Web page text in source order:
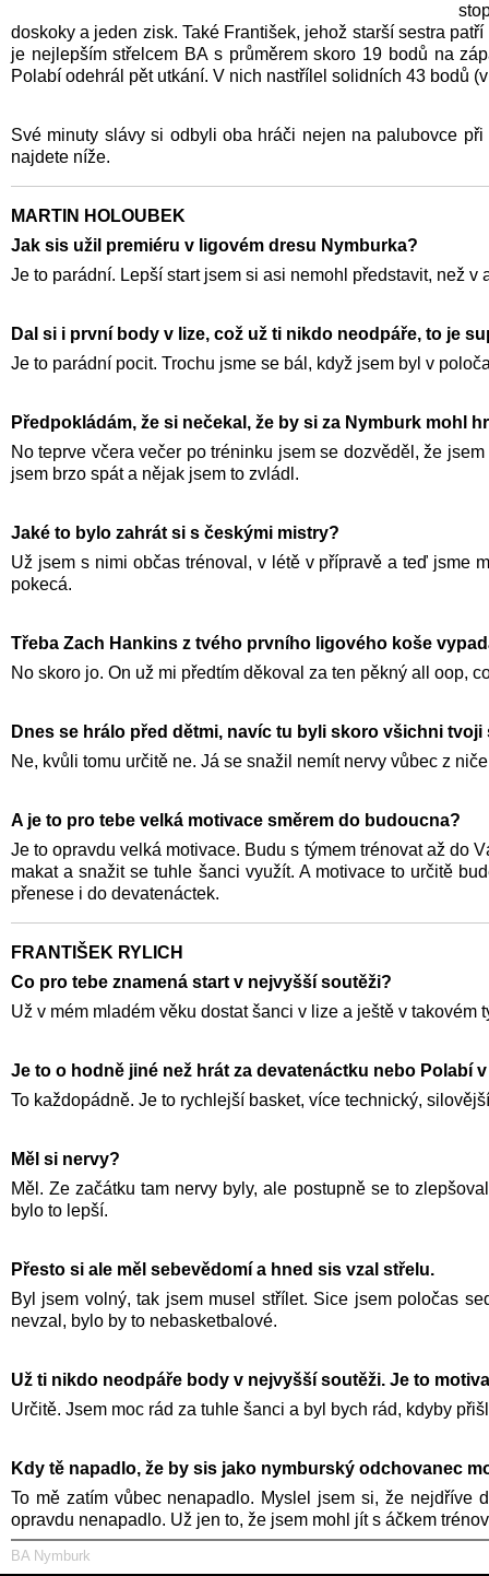
doskoky a jeden zisk. Také František, jehož starší sestra
je nejlepším střelcem BA s průměrem skoro 19 bodů na
Polabí odehrál pět utkání. V nich nastřílel solidních 43 bodů
Své minuty slávy si odbyli oba hráči nejen na palubovce
najdete níže.
MARTIN HOLOUBEK
Jak sis užil premiéru v ligovém dresu Nymburka?
Je to parádní. Lepší start jsem si asi nemohl představit, než v
Dal si i první body v lize, což už ti nikdo neodpáře, to je
Je to parádní pocit. Trochu jsme se bál, když jsem byl v
Předpokládám, že si nečekal, že by si za Nymburk mohl
No teprve včera večer po tréninku jsem se dozvěděl, že
jsem brzo spát a nějak jsem to zvládl.
Jaké to bylo zahrát si s českými mistry?
Už jsem s nimi občas trénoval, v létě v přípravě a teď jsme
pokecá.
Třeba Zach Hankins z tvého prvního ligového koše
No skoro jo. On už mi předtím děkoval za ten pěkný all oop,
Dnes se hrálo před dětmi, navíc tu byli skoro všichni
Ne, kvůli tomu určitě ne. Já se snažil nemít nervy vůbec z
A je to pro tebe velká motivace směrem do budoucna?
Je to opravdu velká motivace. Budu s týmem trénovat až do
makat a snažit se tuhle šanci využít. A motivace to určitě
přenese i do devatenáctek.
FRANTIŠEK RYLICH
Co pro tebe znamená start v nejvyšší soutěži?
Už v mém mladém věku dostat šanci v lize a ještě v
Je to o hodně jiné než hrát za devatenáctku nebo Polabí
To každopádně. Je to rychlejší basket, více technický,
Měl si nervy?
Měl. Ze začátku tam nervy byly, ale postupně se to
bylo to lepší.
Přesto si ale měl sebevědomí a hned sis vzal střelu.
Byl jsem volný, tak jsem musel střílet. Sice jsem poločas
nevzal, bylo by to nebasketbalové.
Už ti nikdo neodpáře body v nejvyšší soutěži. Je to
Určitě. Jsem moc rád za tuhle šanci a byl bych rád, kdyby
Kdy tě napadlo, že by sis jako nymburský odchovanec
To mě zatím vůbec nenapadlo. Myslel jsem si, že nejdříve
opravdu nenapadlo. Už jen to, že jsem mohl jít s áčkem
BA Nymburk